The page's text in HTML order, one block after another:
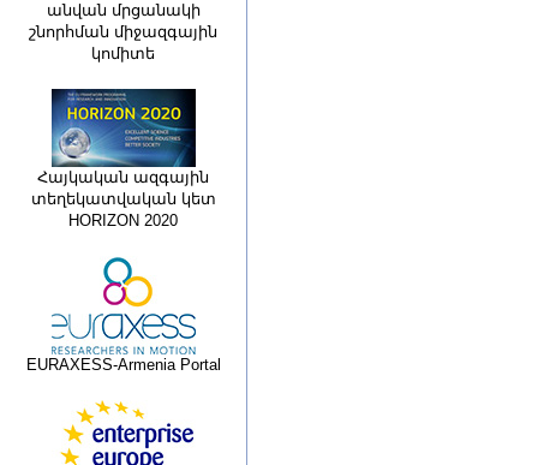
անվան մրցանակի
շնորհման միջազգային
կոմիտե
Հայկական ազգային
տեղեկատվական կետ
HORIZON 2020
EURAXESS-Armenia Portal